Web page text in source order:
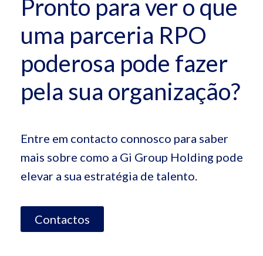
Pronto para ver o que
uma parceria RPO
poderosa pode fazer
pela sua organização?
Entre em contacto connosco para saber
mais sobre como a Gi Group Holding pode
elevar a sua estratégia de talento.
Contactos